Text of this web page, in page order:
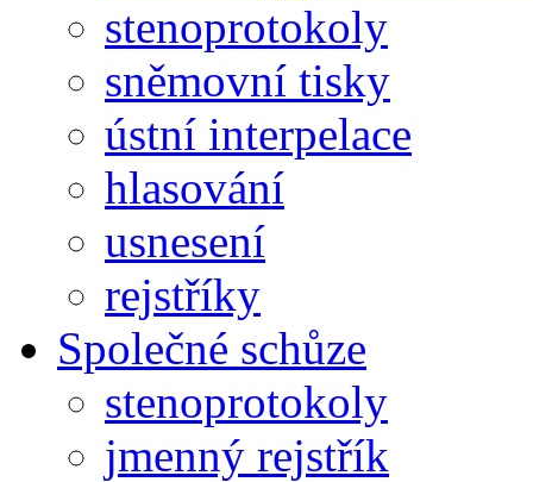
stenoprotokoly
sněmovní tisky
ústní interpelace
hlasování
usnesení
rejstříky
Společné schůze
stenoprotokoly
jmenný rejstřík